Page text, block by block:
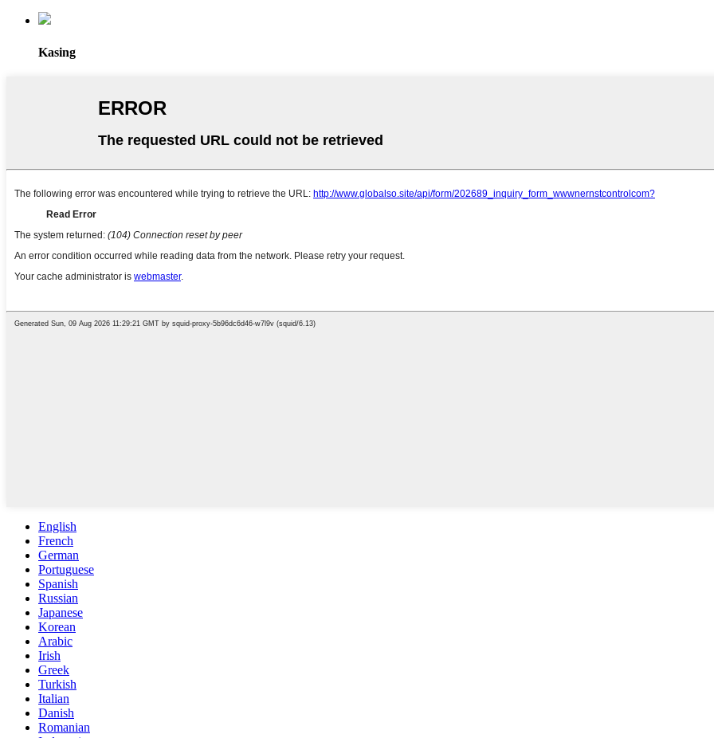
Kasing
English
French
German
Portuguese
Spanish
Russian
Japanese
Korean
Arabic
Irish
Greek
Turkish
Italian
Danish
Romanian